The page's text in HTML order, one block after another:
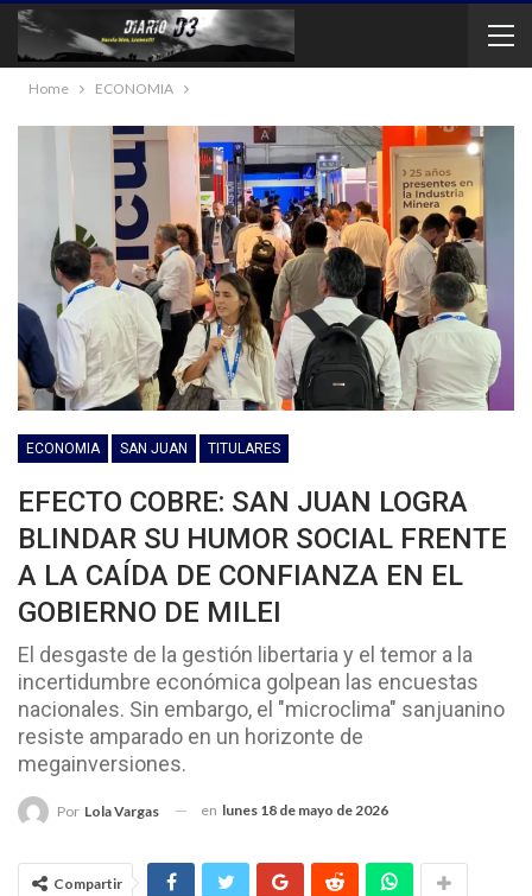
Home ECONOMIA
ECONOMIA SAN JUAN TITULARES
EFECTO COBRE: SAN JUAN LOGRA
BLINDAR SU HUMOR SOCIAL FRENTE
A LA CAÍDA DE CONFIANZA EN EL
GOBIERNO DE MILEI
El desgaste de la gestión libertaria y el temor a la
incertidumbre económica golpean las encuestas
nacionales. Sin embargo, el "microclima" sanjuanino
resiste amparado en un horizonte de
megainversiones.
Por Lola Vargas en lunes 18 de mayo de 2026
Compartir